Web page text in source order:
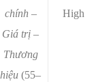
chính –
Giá trị –
Thương
hiệu (55–
High